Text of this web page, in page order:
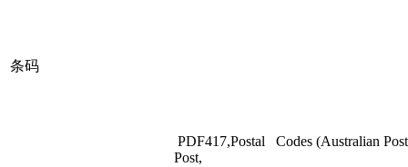
条码
PDF417,Postal Codes (Australian
Post,